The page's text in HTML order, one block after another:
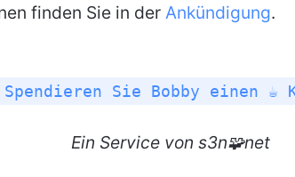
finden Sie in der Ankündigung.
Spendieren Sie Bobby einen ☕
Ein Service von s3n🧩net